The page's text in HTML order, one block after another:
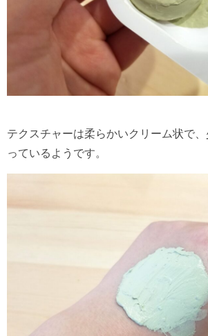
テクスチャーは柔らかいクリーム状で、
っているようです。